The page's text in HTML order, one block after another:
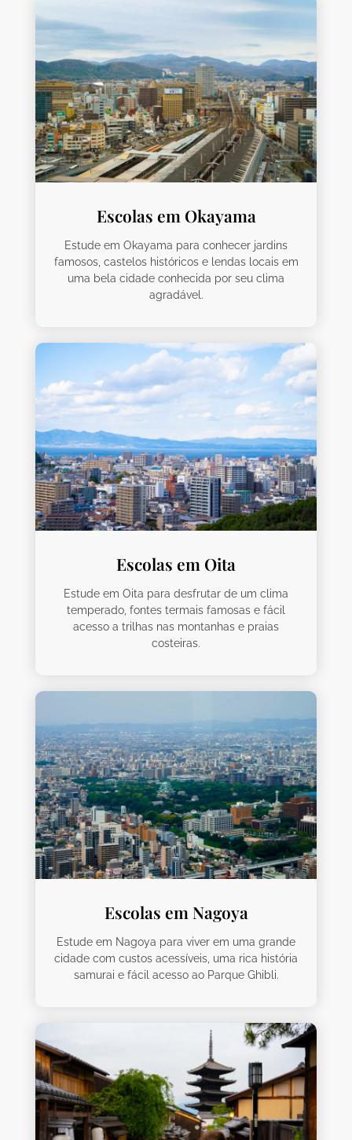
Escolas em Okayama
Estude em Okayama para conhecer jardins
famosos, castelos históricos e lendas locais em
uma bela cidade conhecida por seu clima
agradável.
Escolas em Oita
Estude em Oita para desfrutar de um clima
temperado, fontes termais famosas e fácil
acesso a trilhas nas montanhas e praias
costeiras.
Escolas em Nagoya
Estude em Nagoya para viver em uma grande
cidade com custos acessíveis, uma rica história
samurai e fácil acesso ao Parque Ghibli.